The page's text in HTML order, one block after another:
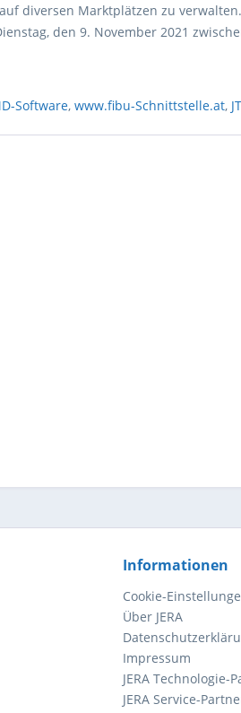
diversen Marktplätzen zu
den 9. November 2021
Software,www.fibu-Schnittstelle.at,
Informationen
Cookie-
Über JERA
Impressum
JERA Technologie-
JERA Service-